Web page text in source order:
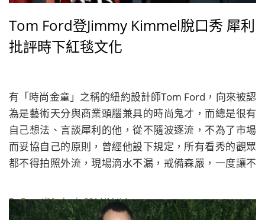
Tom Ford登Jimmy Kimmel脫口秀 犀利
批評時下紅毯文化
有「時尚金童」之稱的紐約設計師Tom Ford，向來被認
為是藝術天分與商業頭腦兼具的時尚鬼才，而總是很有
自己想法、言談犀利的他，從不隨波逐流，不為了市場
而妥協自己的原則，曾經他設下規定，所有看秀的觀眾
都不得拍照外流，現場滴水不漏，戒備森嚴，一度讓不
下的紅毯文化，就像是1950年代的芭比娃娃，「與人們
真正會穿著的衣服截然不同。」上週三這位鼎鼎大名的
ByBeautiMode| 2014/11/14